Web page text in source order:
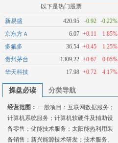
以下是热门股票
新易盛 420.95 -0.92 -0.22%
京东方Ａ
6.07 +0.11
1.85%
多氟多
36.54 +0.45
1.25%
贵州茅台
1309.22 +0.67
0.05%
华天科技
17.98 +0.72 4.17%
操盘必读 分类导航
经营范围： 一般项目：互联网数据服务；
计算机系统服务；计算机软硬件及辅助设
备零售；储能技术服务；太阳能热利用装
备销售；新兴能源技术研发；技术服务、